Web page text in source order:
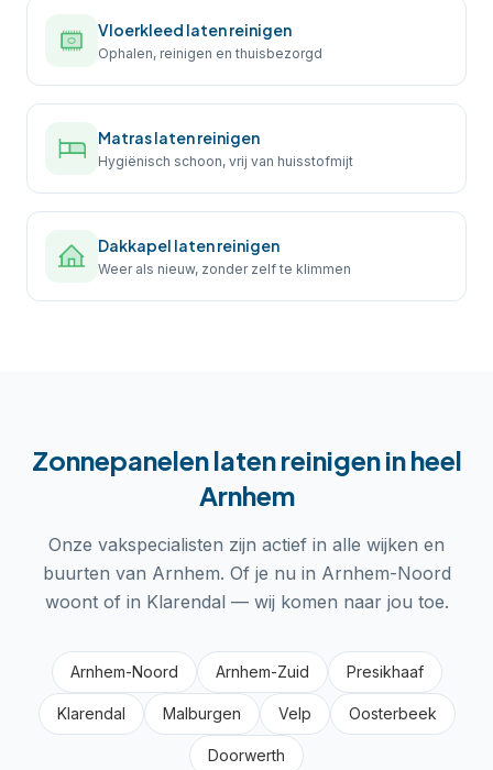
Vloerkleed laten reinigen
Ophalen, reinigen en thuisbezorgd
Matras laten reinigen
Hygiënisch schoon, vrij van huisstofmijt
Dakkapel laten reinigen
Weer als nieuw, zonder zelf te klimmen
Zonnepanelen laten reinigenin heel
Arnhem
Onze vakspecialisten zijn actief in alle wijken en
buurten van Arnhem. Of je nu in Arnhem-Noord
woont of in Klarendal — wij komen naar jou toe.
Arnhem-Noord Arnhem-Zuid Presikhaaf
Klarendal Malburgen Velp Oosterbeek
Doorwerth